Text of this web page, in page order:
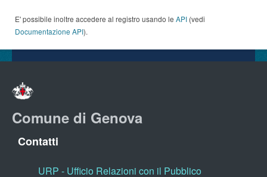
E' possibile inoltre accedere al registro usando le API (vedi
Documentazione API).
Comune di Genova
Contatti
URP - Ufficio Relazioni con il Pubblico